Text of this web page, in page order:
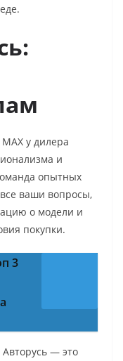
у дилера
и
опытных
ваши вопросы,
о модели и
покупки.
3
Авторусь — это